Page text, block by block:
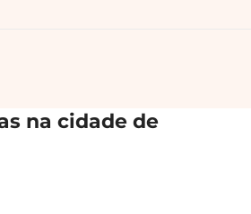
na cidade de